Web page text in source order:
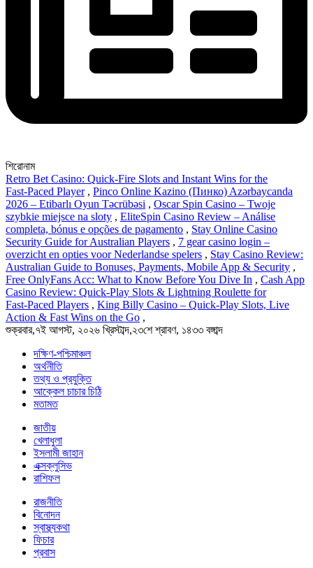
শিরোনাম
Retro Bet Casino: Quick‑Fire Slots and Instant Wins for the
Fast‑Paced Player , Pinco Online Kazino (Пинко) Azərbaycanda
2026 – Etibarlı Oyun Təcrübəsi , Oscar Spin Casino – Twoje
szybkie miejsce na sloty , EliteSpin Casino Review – Análise
completa, bónus e opções de pagamento , Stay Online Casino
Security Guide for Australian Players , 7 gear casino login –
overzicht en opties voor Nederlandse spelers , Stay Casino Review:
Australian Guide to Bonuses, Payments, Mobile App & Security ,
Free OnlyFans Acc: What to Know Before You Dive In , Cash App
Casino Review: Quick‑Play Slots & Lightning Roulette for
Fast‑Paced Players , King Billy Casino – Quick-Play Slots, Live
Action & Fast Wins on the Go ,
শুক্রবার,৭ই আগস্ট, ২০২৬ খ্রিস্টাব্দ,২৩শে শ্রাবণ, ১৪৩৩ বঙ্গাব্দ
দক্ষিণ-পশ্চিমাঞ্চল
অর্থনীতি
তথ্য ও প্রযুক্তি
আক্কেল চাচার চিঠি
মতামত
জাতীয়
খেলাধুলা
ইসলামী জাহান
এক্সক্লুসিভ
রাশিফল
রাজনীতি
বিনোদন
স্বাস্থ্যকথা
ফিচার
প্রবাস